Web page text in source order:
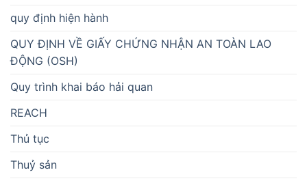
quy định hiện hành
QUY ĐỊNH VỀ GIẤY CHỨNG NHẬN AN TOÀN LAO
ĐỘNG (OSH)
Quy trình khai báo hải quan
REACH
Thủ tục
Thuỷ sản